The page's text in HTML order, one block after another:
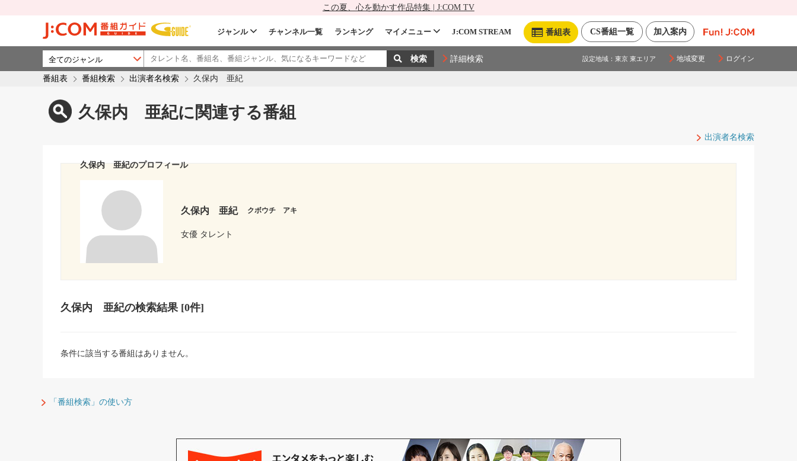
この夏、心を動かす作品特集 | J:COM TV
加入案内
CS番組一覧
番組表
ジャンル チャンネル一覧 ランキング マイメニュー J:COM STREAM
詳細検索 設定地域： 東京 東エリア 地域変更 ログイン
番組表 番組検索 出演者名検索 久保内 亜紀
久保内 亜紀に関連する番組
出演者名検索
久保内 亜紀のプロフィール
久保内 亜紀 クボウチ アキ
女優 タレント
久保内 亜紀の検索結果[0件]
条件に該当する番組はありません。
「番組検索」の使い方